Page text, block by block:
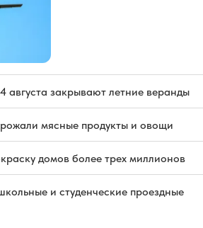
августа закрывают летние веранды
мясные продукты и овощи
домов более трех миллионов
и студенческие проездные